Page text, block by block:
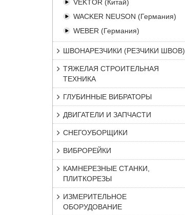
VEKTOR (Китай)
WACKER NEUSON (Германия)
WEBER (Германия)
ШВОНАРЕЗЧИКИ (РЕЗЧИКИ ШВОВ)
ТЯЖЕЛАЯ СТРОИТЕЛЬНАЯ
ТЕХНИКА
ГЛУБИННЫЕ ВИБРАТОРЫ
ДВИГАТЕЛИ И ЗАПЧАСТИ
СНЕГОУБОРЩИКИ
ВИБРОРЕЙКИ
КАМНЕРЕЗНЫЕ СТАНКИ,
ПЛИТКОРЕЗЫ
ИЗМЕРИТЕЛЬНОЕ
ОБОРУДОВАНИЕ